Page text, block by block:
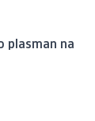
plasman na